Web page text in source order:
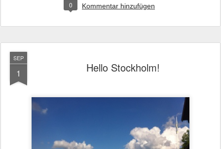
0 Kommentar hinzufügen
SEP
1 Hello Stockholm!